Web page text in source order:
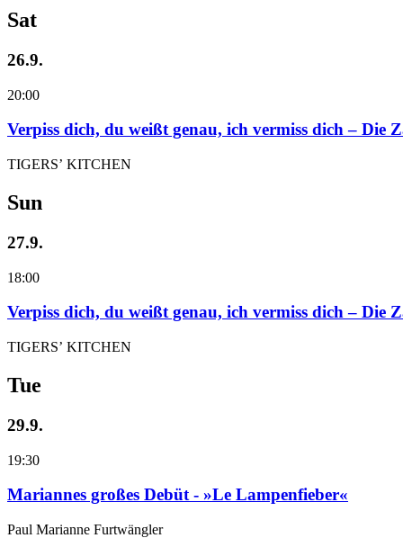
Sat
26.9.
20:00
Verpiss dich, du weißt genau, ich vermiss dich – Die
TIGERS’ KITCHEN
Sun
27.9.
18:00
Verpiss dich, du weißt genau, ich vermiss dich – Die
TIGERS’ KITCHEN
Tue
29.9.
19:30
Mariannes großes Debüt - »Le Lampenfieber«
Paul Marianne Furtwängler